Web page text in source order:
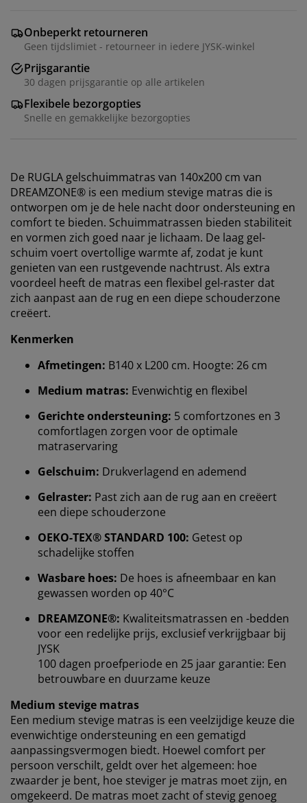
Onbeperkt retourneren
Geen tijdslimiet - retourneer in iedere JYSK-winkel
Prijsgarantie
30 dagen prijsgarantie op alle artikelen
Flexibele bezorgopties
Snelle en gemakkelijke bezorgopties
De RUGLA gelschuimmatras van 140x200 cm van
DREAMZONE® is een medium stevige matras die is
ontworpen om je de hele nacht door ondersteuning en
comfort te bieden. Schuimmatrassen bieden stabiliteit
en vormen zich goed naar je lichaam. De laag gel-
schuim voert overtollige warmte af, zodat je kunt
genieten van een rustgevende nachtrust. Als extra
voordeel heeft de matras een flexibel gel-raster dat
zich aanpast aan de rug en een diepe schouderzone
creëert.
Kenmerken
Afmetingen: B140 x L200 cm. Hoogte: 26 cm
Medium matras: Evenwichtig en flexibel
Gerichte ondersteuning: 5 comfortzones en 3
comfortlagen zorgen voor de optimale
matraservaring
Gelschuim: Drukverlagend en ademend
Gelraster: Past zich aan de rug aan en creëert
een diepe schouderzone
OEKO-TEX® STANDARD 100: Getest op
schadelijke stoffen
Wasbare hoes: De hoes is afneembaar en kan
gewassen worden op 40°C
DREAMZONE®: Kwaliteitsmatrassen en -bedden
voor een redelijke prijs, exclusief verkrijgbaar bij
JYSK
100 dagen proefperiode en 25 jaar garantie: Een
betrouwbare en duurzame keuze
Medium stevige matras
Een medium stevige matras is een veelzijdige keuze die
evenwichtige ondersteuning en een gematigd
aanpassingsvermogen biedt. Hoewel comfort per
persoon verschilt, geldt over het algemeen: hoe
zwaarder je bent, hoe steviger je matras moet zijn, en
omgekeerd. De matras moet zacht of stevig genoeg
We personaliseren jouw ervaring
Bij JYSK gebruiken we cookies en mobiele identifiers
om een goede ervaring te garanderen bij het bezoeken
van onze website. Cookies verzamelen informatie over
jou voor functionaliteit, statistieken en relevante
marketing.
Als we marketingcookies accepteren, delen we je
surfgegevens met marketingpartners (zoals Google,
Meta en TikTok) voor op maat gemaakte en statische
advertenties. Je kunt meer lezen over de doeleinden bij